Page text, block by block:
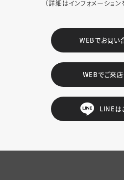
（詳細はインフォメーション
WEBでお問い
WEBでご来
LINEは